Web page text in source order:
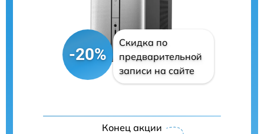
-20%
Скидка по
предварительной
записи на сайте
Конец акции